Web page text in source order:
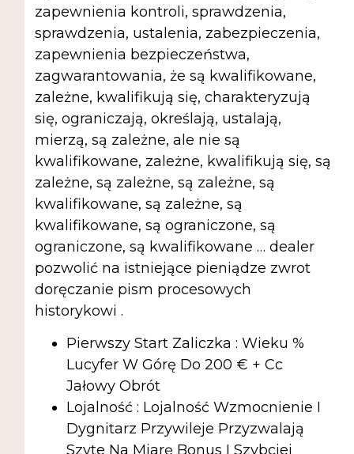
zapewnienia kontroli, sprawdzenia,
sprawdzenia, ustalenia, zabezpieczenia,
zapewnienia bezpieczeństwa,
zagwarantowania, że ​​są kwalifikowane,
zależne, kwalifikują się, charakteryzują
się, ograniczają, określają, ustalają,
mierzą, są zależne, ale nie są
kwalifikowane, zależne, kwalifikują się, są
zależne, są zależne, są zależne, są
kwalifikowane, są zależne, są
kwalifikowane, są ograniczone, są
ograniczone, są kwalifikowane … dealer
pozwolić na istniejące pieniądze zwrot
doręczanie pism procesowych
historykowi .
Pierwszy Start Zaliczka : Wieku %
Lucyfer W Górę Do 200 € + Cc
Jałowy Obrót
Lojalność : Lojalność Wzmocnienie I
Dygnitarz Przywileje Przyzwalają
Szyte Na Miarę Bonus I Szybciej